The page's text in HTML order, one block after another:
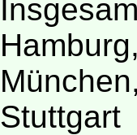
Stuttgart